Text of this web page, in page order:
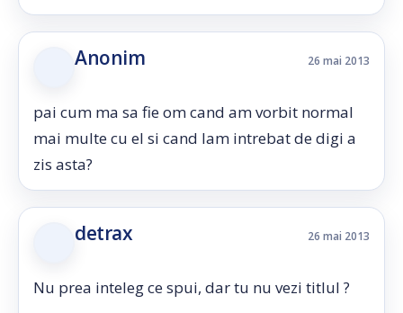
Anonim 26 mai 2013
pai cum ma sa fie om cand am vorbit normal
mai multe cu el si cand lam intrebat de digi a
zis asta?
detrax 26 mai 2013
Nu prea inteleg ce spui, dar tu nu vezi titlul ?